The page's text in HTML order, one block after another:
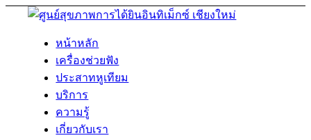
หน้าหลัก
เครื่องช่วยฟัง
ประสาทหูเทียม
บริการ
ความรู้
เกี่ยวกับเรา